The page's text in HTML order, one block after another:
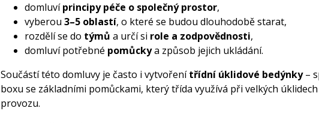
domluvíprincipy péče o společný prostor,
vyberou 3–5 oblastí, o které se budou dlouhodobě starat,
rozdělí se do týmů a určí si role a zodpovědnosti,
domluví potřebné pomůckya způsob jejich ukládání.
Součástí této domluvy je často i vytvořenítřídní úklidové bedýnky–
boxu se základními pomůckami, který třída využívá při velkých
provozu.